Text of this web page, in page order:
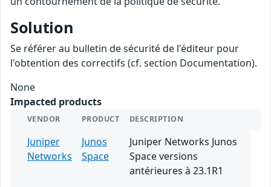
Solution
Se référer au bulletin de sécurité de l'éditeur pour
l'obtention des correctifs (cf. section Documentation).
None
Impacted products
VENDOR PRODUCT DESCRIPTION
Juniper
Networks
Junos
Space
Juniper Networks Junos
Space versions
antérieures à 23.1R1